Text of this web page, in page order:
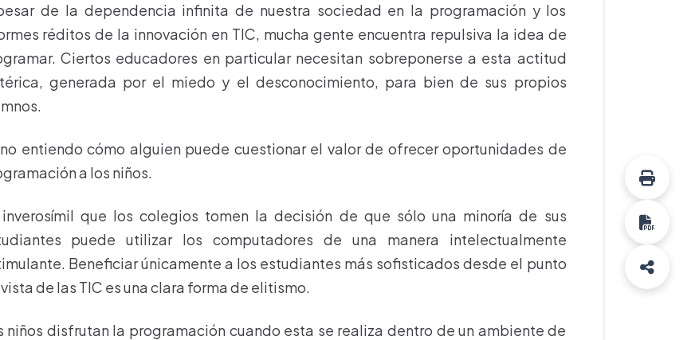
de la dependencia infinita de nuestra sociedad en la programación y los
réditos de la innovación en TIC, mucha gente encuentra repulsiva la idea de
Ciertos educadores en particular necesitan sobreponerse a esta actitud
generada por el miedo y el desconocimiento, para bien de sus propios
no entiendo cómo alguien puede cuestionar el valor de ofrecer oportunidades de
a los niños.
inverosímil que los colegios tomen la decisión de que sólo una minoría de sus
puede utilizar los computadores de una manera intelectualmente
Beneficiar únicamente a los estudiantes más sofisticados desde el punto
de las TIC es una clara forma de elitismo.
niños disfrutan la programación cuando esta se realiza dentro de un ambiente de